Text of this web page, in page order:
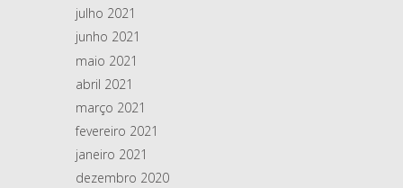
julho 2021
junho 2021
maio 2021
abril 2021
março 2021
fevereiro 2021
janeiro 2021
dezembro 2020